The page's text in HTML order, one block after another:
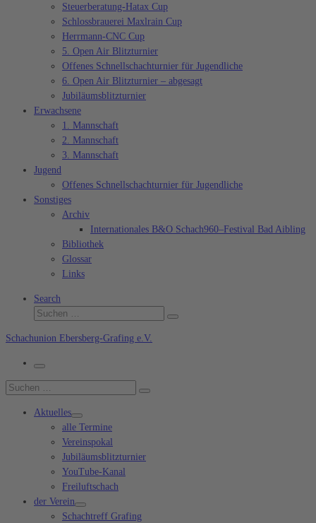
Steuerberatung-Hatax Cup
Schlossbrauerei Maxlrain Cup
Herrmann-CNC Cup
5. Open Air Blitzturnier
Offenes Schnellschachturnier für Jugendliche
6. Open Air Blitzturnier – abgesagt
Jubiläumsblitzturnier
Erwachsene
1. Mannschaft
2. Mannschaft
3. Mannschaft
Jugend
Offenes Schnellschachturnier für Jugendliche
Sonstiges
Archiv
Internationales B&O Schach960–Festival Bad Aibling
Bibliothek
Glossar
Links
Search
Suche
Suchen …
Schachunion Ebersberg-Grafing e.V.
Menü
Suche
Suchen …
Aktuelles
alle Termine
Vereinspokal
Jubiläumsblitzturnier
YouTube-Kanal
Freiluftschach
der Verein
Schachtreff Grafing